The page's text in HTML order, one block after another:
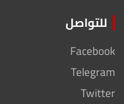
للتواصل
Facebook
Telegram
Twitter